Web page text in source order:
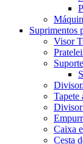
Suprimentos
Visor
Tapete
Divisor
Caixa
Cesta